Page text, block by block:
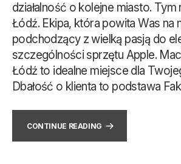
działalność o kolejne miasto. Tym
Łódź. Ekipa, która powita Was na
podchodzący z wielką pasją do
szczególności sprzętu Apple.
Łódź to idealne miejsce dla
Dbałość o klienta to podstawa
CONTINUE READING